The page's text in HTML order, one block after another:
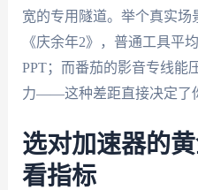
宽的专用隧道。举个真实场
《庆余年2》，普通工具平
PPT；而番茄的影音专线能
力——这种差距直接决定了
选对加速器的
看指标